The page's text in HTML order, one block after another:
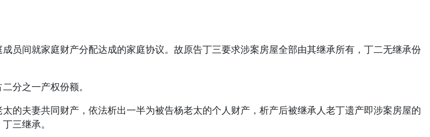
员间就家庭财产分配达成的家庭协议。故原告丁三要求涉案房屋全部由其继承所有，丁二无继承份
分之一产权份额。
的夫妻共同财产，依法析出一半为被告杨老太的个人财产，析产后被继承人老丁遗产即涉案房屋的
三继承。